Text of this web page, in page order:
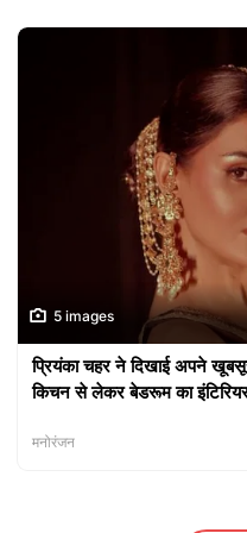
5 images
प्रियंका चहर ने दिखाई अपने
किचन से लेकर बेडरूम का
मनोरंजन